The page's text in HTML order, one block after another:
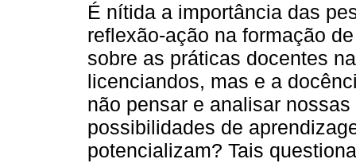
É nítida a importância das
reflexão-ação na formação
sobre as práticas docentes
licenciandos, mas e a
não pensar e analisar
possibilidades de
potencializam? Tais